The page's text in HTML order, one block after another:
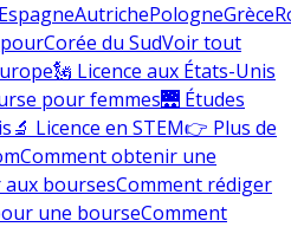
EspagneAutrichePologneGrèce
Corée du SudVoir tout
🗽 Licence aux États-Unis
pour femmes🌉 Études
🔬 Licence en STEM👉 Plus de
Comment obtenir une
boursesComment rédiger
une bourseComment